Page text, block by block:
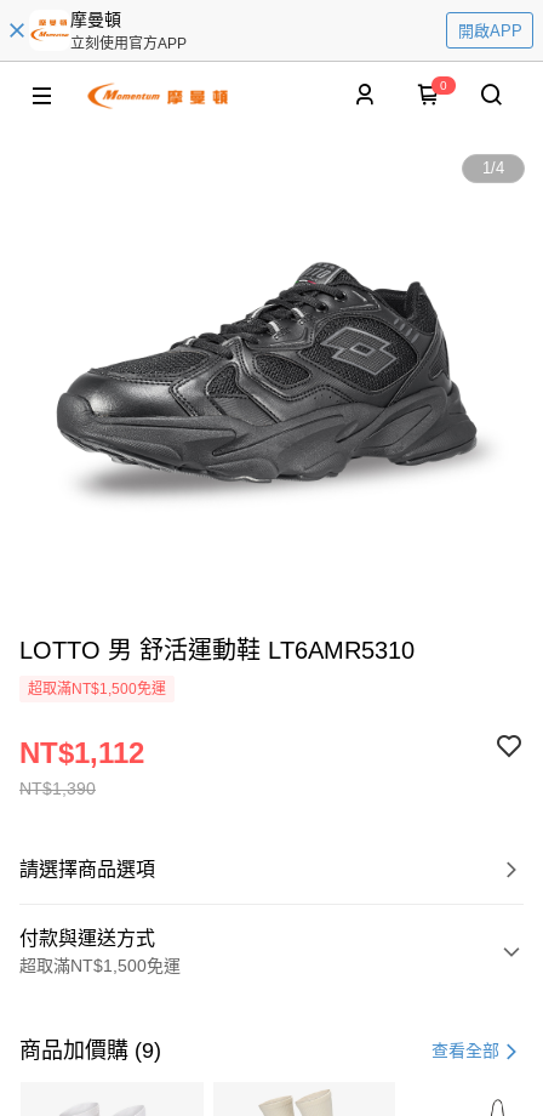
摩曼頓
立刻使用官方APP
開啟APP
0
1/4
LOTTO 男 舒活運動鞋 LT6AMR5310
超取滿NT$1,500免運
NT$1,390
NT$1,112
請選擇商品選項
付款與運送方式
超取滿NT$1,500免運
信用卡一次付款
商品加價購 (9) 查看全部